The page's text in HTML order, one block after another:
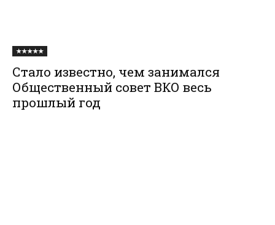
★★★★★
Стало известно, чем занимался
Общественный совет ВКО весь
прошлый год